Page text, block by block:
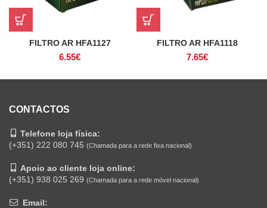
FILTRO AR HFA1127
6.55€
FILTRO AR HFA1118
7.65€
CONTACTOS
Telefone loja física:
(+351) 222 080 745 (Chamada para a rede fixa nacional)
Apoio ao cliente loja online:
(+351) 938 025 269 (Chamada para a rede móvel nacional)
Email: